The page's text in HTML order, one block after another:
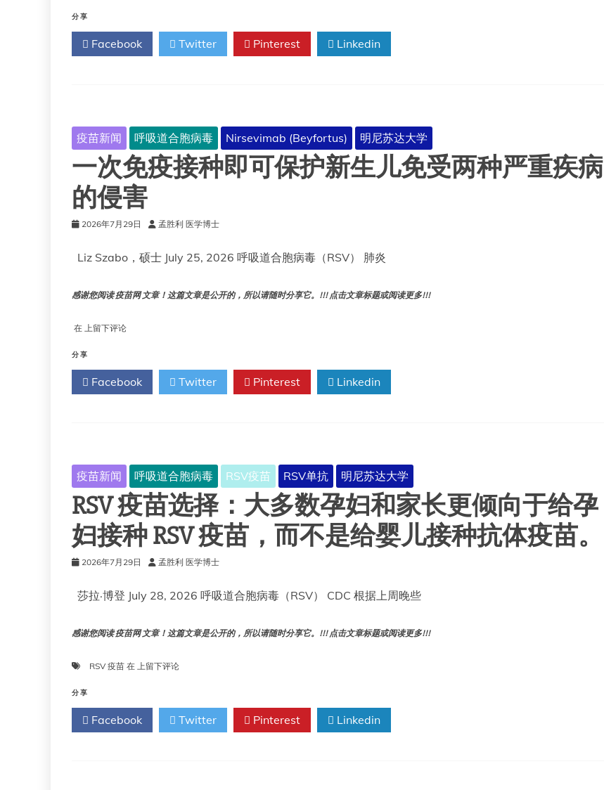
维
单
抗
第
一
年
之
处
分享
Facebook Twitter Pinterest Linkedin
疫苗新闻 呼吸道合胞病毒 Nirsevimab (Beyfortus) 明尼苏达大学
一次免疫接种即可保护新生儿免受两种严重疾病
的侵害
2026年7月29日 孟胜利 医学博士
Liz Szabo，硕士 July 25, 2026 呼吸道合胞病毒（RSV） 肺炎
感谢您阅读 疫苗网 文章！这篇文章是公开的，所以请随时分享它。!!! 点击文章标题或阅读更多!!!
在 一
免
疫
接
种
新
生
儿
免
受
两
严
疾
侵
上留下评论
分享
Facebook Twitter Pinterest Linkedin
疫苗新闻 呼吸道合胞病毒 RSV疫苗 RSV单抗 明尼苏达大学
RSV 疫苗选择：大多数孕妇和家长更倾向于给孕
妇接种 RSV 疫苗，而不是给婴儿接种抗体疫苗。
2026年7月29日 孟胜利 医学博士
莎拉·博登 July 28, 2026 呼吸道合胞病毒（RSV） CDC 根据上周晚些
感谢您阅读 疫苗网 文章！这篇文章是公开的，所以请随时分享它。!!! 点击文章标题或阅读更多!!!
RSV 疫苗 在 RSV
选
择：
大
上留下评论
分享
Facebook Twitter Pinterest Linkedin